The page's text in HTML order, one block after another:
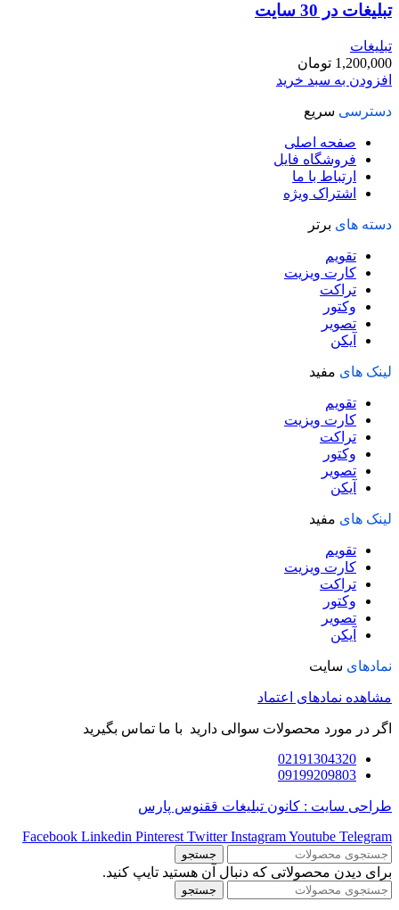
تبلیغات در 30 سایت
تبلیغات
1,200,000 تومان
افزودن به سبد خرید
دسترسی سریع
صفحه اصلی
فروشگاه فایل
ارتباط با ما
اشتراک ویژه
دسته های برتر
تقویم
کارت ویزیت
تراکت
وکتور
تصویر
آیکن
لینک های مفید
تقویم
کارت ویزیت
تراکت
وکتور
تصویر
آیکن
لینک های مفید
تقویم
کارت ویزیت
تراکت
وکتور
تصویر
آیکن
نمادهای سایت
مشاهده نمادهای اعتماد
اگر در مورد محصولات سوالی دارید با ما تماس بگیرید
02191304320
09199209803
طراحی سایت : کانون تبلیغات ققنوس پارس
Facebook Linkedin Pinterest Twitter InstagramYoutube Telegram
جستجو
برای دیدن محصولاتی که دنبال آن هستید تایپ کنید.
جستجو